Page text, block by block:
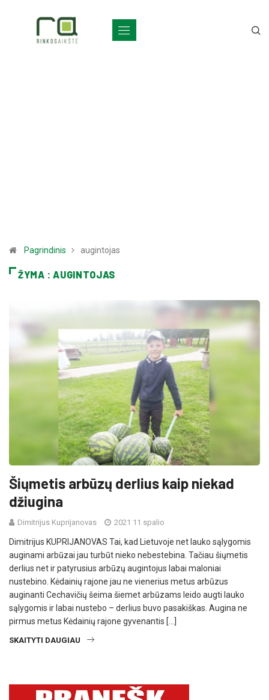
Pagrindinis augintojas
ŽYMA : AUGINTOJAS
Šiųmetis arbūzų derlius kaip niekad
džiugina
Dimitrijus Kuprijanovas 2021 11 spalio
Dimitrijus KUPRIJANOVAS Tai, kad Lietuvoje net lauko sąlygomis
auginami arbūzai jau turbūt nieko nebestebina. Tačiau šiųmetis
derlius net ir patyrusius arbūzų augintojus labai maloniai
nustebino. Kėdainių rajone jau ne vienerius metus arbūzus
auginanti Cechavičių šeima šiemet arbūzams leido augti lauko
sąlygomis ir labai nustebo – derlius buvo pasakiškas. Augina ne
pirmus metus Kėdainių rajone gyvenantis […]
SKAITYTI DAUGIAU